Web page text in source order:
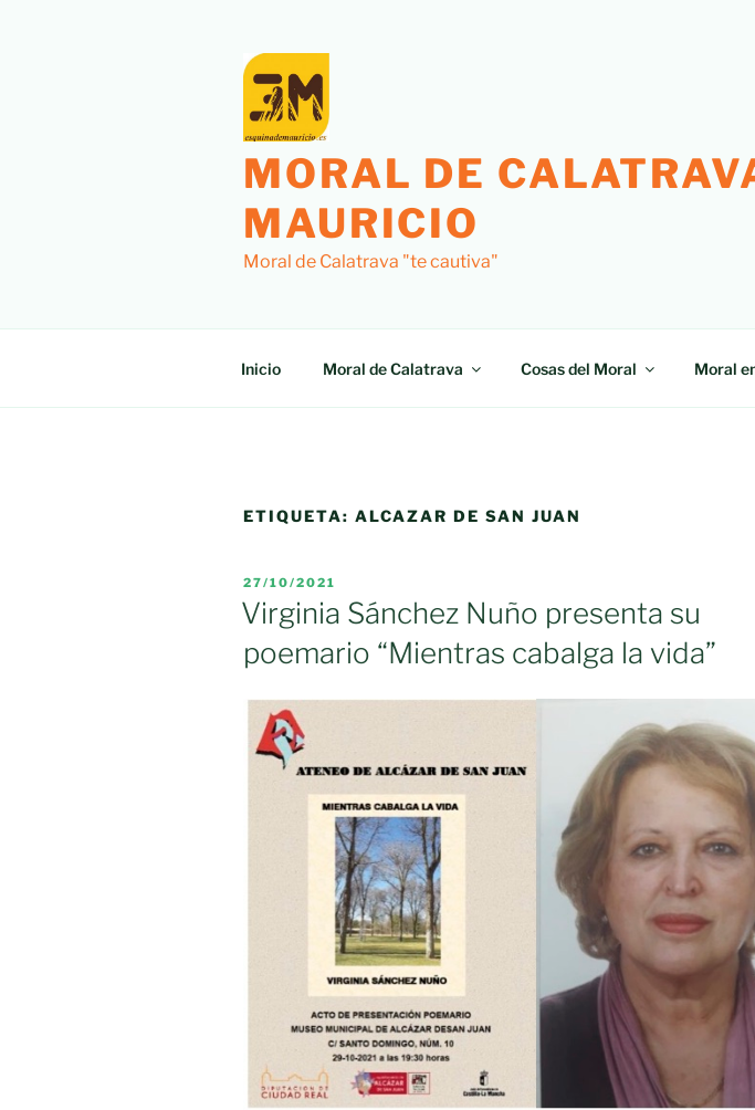
MORAL DE
MAURICIO
Moral de Calatrava "te cautiva"
Inicio Moral de Calatrava Cosas del Moral Moral
ETIQUETA: ALCAZAR DE SAN JUAN
PUBLICADO
EL
27/10/2021
Virginia Sánchez Nuño presenta su
poemario “Mientras cabalga la vida”